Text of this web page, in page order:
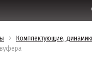
Комплектующие,